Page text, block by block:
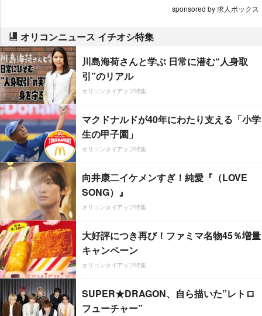
sponsored by 求人ボックス
オリコンニュース イチオシ特集
川島海荷さんと学ぶ 日常に潜む“人身取
引”のリアル
オリコンタイアップ特集
マクドナルドが40年にわたり支える「小学
生の甲子園」
オリコンタイアップ特集
向井康二イケメンすぎ！純愛『（LOVE
SONG）』
オリコンタイアップ特集
大好評につき再び！ファミマ名物45％増量
キャンペーン
オリコンタイアップ特集
SUPER★DRAGON、自ら描いた”レトロ
フューチャー”